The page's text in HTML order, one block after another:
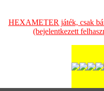
HEXAMETER játék, csak
(bejelentkezett